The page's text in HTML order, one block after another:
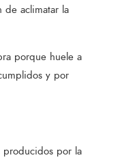
de aclimatar la
porque huele a
y por
producidos por la